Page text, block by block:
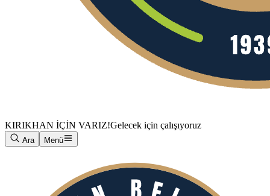
KIRIKHAN İÇİN VARIZ!Gelecek için çalışıyoruz
Ara Menü